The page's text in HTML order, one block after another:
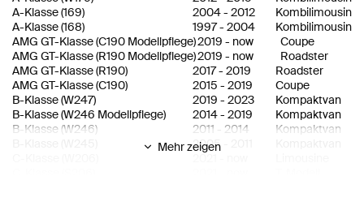
A-Klasse(169) 2004- 2012
Kombilimousine
A-Klasse(168) 1997- 2004
Kombilimousine
AMG GT-Klasse(C190 Modellpflege)2019 - now
Coupe
AMG GT-Klasse(R190 Modellpflege)2019 - now
Roadster
AMG GT-Klasse(R190) 2017- 2019
Roadster
AMG GT-Klasse(C190) 2015 - 2019
Coupe
B-Klasse(W247) 2019 - 2023
Kompaktvan
B-Klasse(W246 Modellpflege) 2014- 2019
Kompaktvan
B-Klasse (W246) 2011 - 2014
Kompaktvan
2005
Mehr zeigen